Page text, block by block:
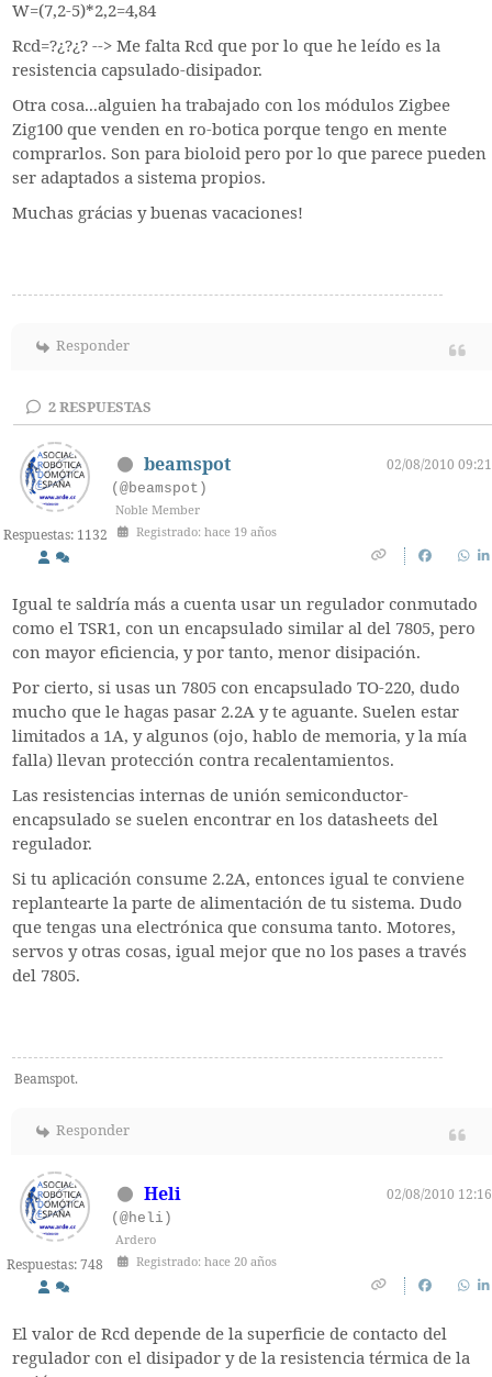
W=(7,2-5)*2,2=4,84
Rcd=?¿?¿? --> Me falta Rcd que por lo que he leído es la
resistencia capsulado-disipador.
Otra cosa...alguien ha trabajado con los módulos Zigbee
Zig100 que venden en ro-botica porque tengo en mente
comprarlos. Son para bioloid pero por lo que parece pueden
ser adaptados a sistema propios.
Muchas grácias y buenas vacaciones!
Responder
2RESPUESTAS
Respuestas: 1132
beamspot
02/08/2010 09:21
(@beamspot)
Noble Member
Registrado: hace 19 años
Igual te saldría más a cuenta usar un regulador conmutado
como el TSR1, con un encapsulado similar al del 7805, pero
con mayor eficiencia, y por tanto, menor disipación.
Por cierto, si usas un 7805 con encapsulado TO-220, dudo
mucho que le hagas pasar 2.2A y te aguante. Suelen estar
limitados a 1A, y algunos (ojo, hablo de memoria, y la mía
falla) llevan protección contra recalentamientos.
Las resistencias internas de unión semiconductor-
encapsulado se suelen encontrar en los datasheets del
regulador.
Si tu aplicación consume 2.2A, entonces igual te conviene
replantearte la parte de alimentación de tu sistema. Dudo
que tengas una electrónica que consuma tanto. Motores,
servos y otras cosas, igual mejor que no los pases a través
del 7805.
Beamspot.
Responder
Respuestas: 748
Heli
02/08/2010 12:16
(@heli)
Ardero
Registrado: hace 20 años
El valor de Rcd depende de la superficie de contacto del
regulador con el disipador y de la resistencia térmica de la